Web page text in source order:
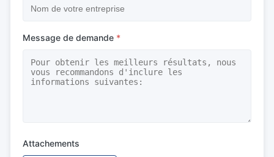
Message de demande *
Attachements